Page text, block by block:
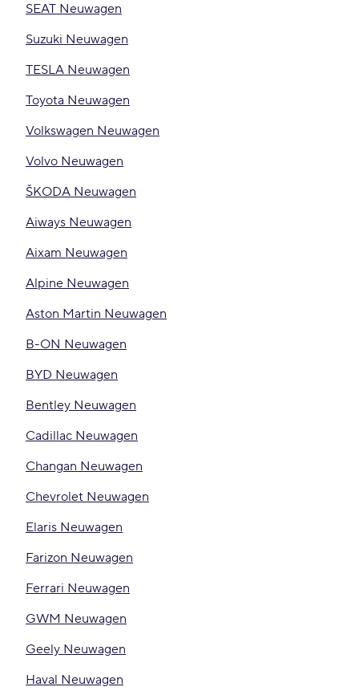
SEAT Neuwagen
Suzuki Neuwagen
TESLA Neuwagen
Toyota Neuwagen
Volkswagen Neuwagen
Volvo Neuwagen
ŠKODA Neuwagen
Aiways Neuwagen
Aixam Neuwagen
Alpine Neuwagen
Aston Martin Neuwagen
B-ON Neuwagen
BYD Neuwagen
Bentley Neuwagen
Cadillac Neuwagen
Changan Neuwagen
Chevrolet Neuwagen
Elaris Neuwagen
Farizon Neuwagen
Ferrari Neuwagen
GWM Neuwagen
Geely Neuwagen
Haval Neuwagen